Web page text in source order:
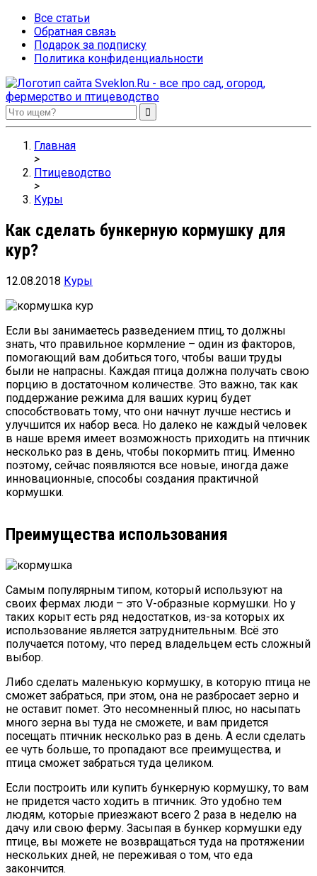
Все статьи
Обратная связь
Подарок за подписку
Политика конфиденциальности
Sveklon.Ru – все про сад, огород, фермерство и птицеводство
Главная
>
Птицеводство
>
Куры
Как сделать бункерную кормушку для
кур?
12.08.2018 Куры
Если вы занимаетесь разведением птиц, то должны
знать, что правильное кормление – один из факторов,
помогающий вам добиться того, чтобы ваши труды
были не напрасны. Каждая птица должна получать свою
порцию в достаточном количестве. Это важно, так как
поддержание режима для ваших куриц будет
способствовать тому, что они начнут лучше нестись и
улучшится их набор веса. Но далеко не каждый человек
в наше время имеет возможность приходить на птичник
несколько раз в день, чтобы покормить птиц. Именно
поэтому, сейчас появляются все новые, иногда даже
инновационные, способы создания практичной
кормушки.
Преимущества использования
Самым популярным типом, который используют на
своих фермах люди – это V-образные кормушки. Но у
таких корыт есть ряд недостатков, из-за которых их
использование является затруднительным. Всё это
получается потому, что перед владельцем есть сложный
выбор.
Либо сделать маленькую кормушку, в которую птица не
сможет забраться, при этом, она не разбросает зерно и
не оставит помет. Это несомненный плюс, но насыпать
много зерна вы туда не сможете, и вам придется
посещать птичник несколько раз в день. А если сделать
ее чуть больше, то пропадают все преимущества, и
птица сможет забраться туда целиком.
Если построить или купить бункерную кормушку, то вам
не придется часто ходить в птичник. Это удобно тем
людям, которые приезжают всего 2 раза в неделю на
дачу или свою ферму. Засыпая в бункер кормушки еду
птице, вы можете не возвращаться туда на протяжении
нескольких дней, не переживая о том, что еда
закончится.